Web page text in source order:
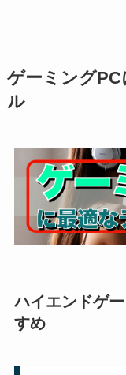
ゲーミング
ル
ハイエンドゲ
すめ